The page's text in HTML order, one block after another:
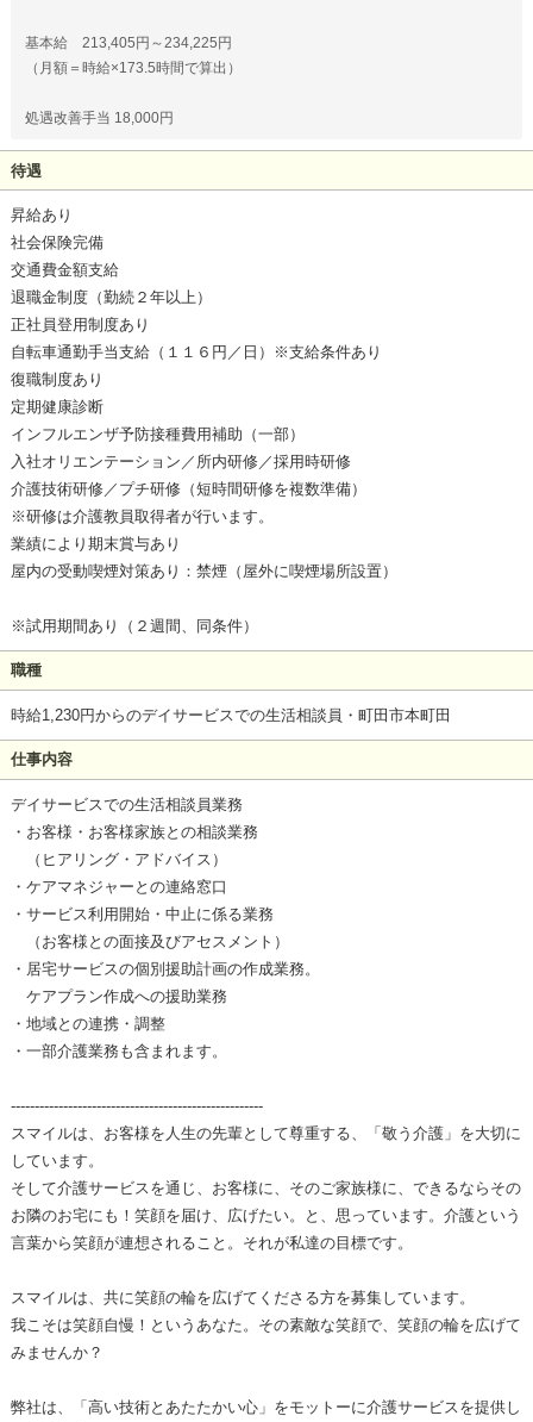
基本給 213,405円～234,225円
（月額＝時給×173.5時間で算出）
処遇改善手当 18,000円
待遇
昇給あり
社会保険完備
交通費金額支給
退職金制度（勤続２年以上）
正社員登用制度あり
自転車通勤手当支給（１１６円／日）※支給条件あり
復職制度あり
定期健康診断
インフルエンザ予防接種費用補助（一部）
入社オリエンテーション／所内研修／採用時研修
介護技術研修／プチ研修（短時間研修を複数準備）
※研修は介護教員取得者が行います。
業績により期末賞与あり
屋内の受動喫煙対策あり：禁煙（屋外に喫煙場所設置）
※試用期間あり（２週間、同条件）
職種
時給1,230円からのデイサービスでの生活相談員・町田市本町田
仕事内容
デイサービスでの生活相談員業務
・お客様・お客様家族との相談業務
（ヒアリング・アドバイス）
・ケアマネジャーとの連絡窓口
・サービス利用開始・中止に係る業務
（お客様との面接及びアセスメント）
・居宅サービスの個別援助計画の作成業務。
ケアプラン作成への援助業務
・地域との連携・調整
・一部介護業務も含まれます。
-----------------------------------------------------
スマイルは、お客様を人生の先輩として尊重する、「敬う介護」を大切に
しています。
そして介護サービスを通じ、お客様に、そのご家族様に、できるならその
お隣のお宅にも！笑顔を届け、広げたい。と、思っています。介護という
言葉から笑顔が連想されること。それが私達の目標です。
スマイルは、共に笑顔の輪を広げてくださる方を募集しています。
我こそは笑顔自慢！というあなた。その素敵な笑顔で、笑顔の輪を広げて
みませんか？
弊社は、「高い技術とあたたかい心」をモットーに介護サービスを提供し